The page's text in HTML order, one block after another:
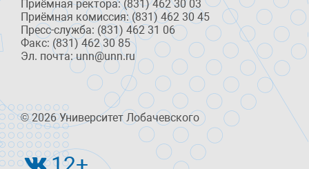
Приёмная ректора: (831) 462 30 03
Приёмная комиссия: (831) 462 30 45
Пресс-служба: (831) 462 31 06
Факс: (831) 462 30 85
Эл. почта: unn@unn.ru
© 2026 Университет Лобачевского